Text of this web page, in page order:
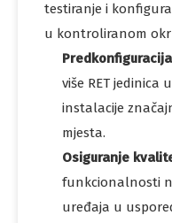
testiranje i
u kontroliranom
više RET
instalacije
mjesta.
Osiguranje
funkcionalnosti
uređaja u